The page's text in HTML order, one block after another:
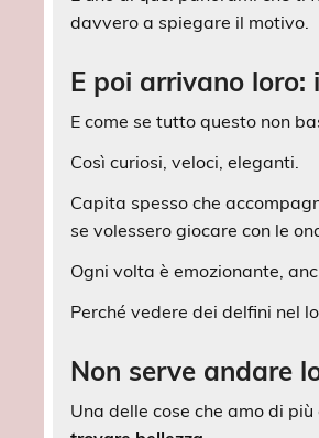
davvero a spiegare il motivo.
E poi arrivano loro:
E come se tutto questo non
Così curiosi, veloci, eleganti.
Capita spesso che
se volessero giocare con le
Ogni volta è emozionante,
Perché vedere dei delfini nel
Non serve andare
Una delle cose che amo di